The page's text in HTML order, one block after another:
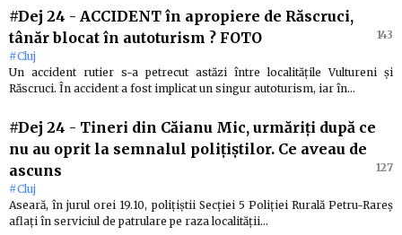
#Dej 24 - ACCIDENT în apropiere de Răscruci,
tânăr blocat în autoturism ? FOTO
143
#Cluj
Un accident rutier s-a petrecut astăzi între localitățile Vultureni și
Răscruci. În accident a fost implicat un singur autoturism, iar în…
#Dej 24 - Tineri din Căianu Mic, urmăriți după ce
nu au oprit la semnalul polițiștilor. Ce aveau de
ascuns
127
#Cluj
Aseară, în jurul orei 19.10, polițiștii Secției 5 Poliției Rurală Petru-Rareș
aflați în serviciul de patrulare pe raza localității…